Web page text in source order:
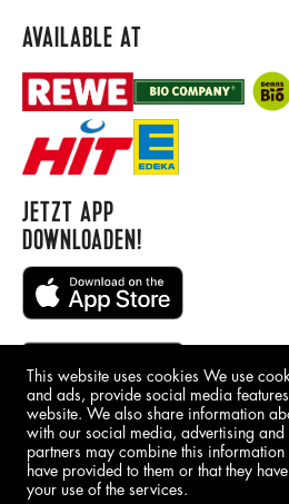
AVAILABLE AT
JETZT APP
DOWNLOADEN!
BORING STUFF
IMPRINT
This website uses cookies We use
and ads, provide social media
website. We also share information
with our social media, advertising
partners may combine this
have provided to them or that they
your use of the services.